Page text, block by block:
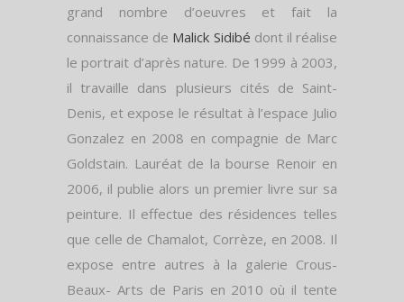
grand nombre d’oeuvres et fait la
connaissance de Malick Sidibé dont il réalise
le portrait d’après nature. De 1999 à 2003,
il travaille dans plusieurs cités de Saint-
Denis, et expose le résultat à l’espace Julio
Gonzalez en 2008 en compagnie de Marc
Goldstain. Lauréat de la bourse Renoir en
2006, il publie alors un premier livre sur sa
peinture. Il effectue des résidences telles
que celle de Chamalot, Corrèze, en 2008. Il
expose entre autres à la galerie Crous-
Beaux- Arts de Paris en 2010 où il tente